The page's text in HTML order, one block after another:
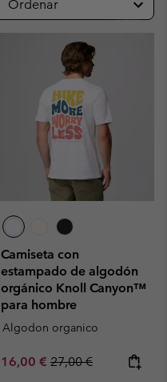
Ordenar
Camiseta con
estampado de algodón
orgánico Knoll Canyon™
para hombre
Algodon organico
Sale price:
16,00 € Regular price:
27,00 €